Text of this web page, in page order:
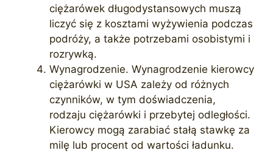
ciężarówek długodystansowych muszą
liczyć się z kosztami wyżywienia podczas
podróży, a także potrzebami osobistymi i
rozrywką.
Wynagrodzenie. Wynagrodzenie kierowcy
ciężarówki w USA zależy od różnych
czynników, w tym doświadczenia,
rodzaju ciężarówki i przebytej odległości.
Kierowcy mogą zarabiać stałą stawkę za
milę lub procent od wartości ładunku.